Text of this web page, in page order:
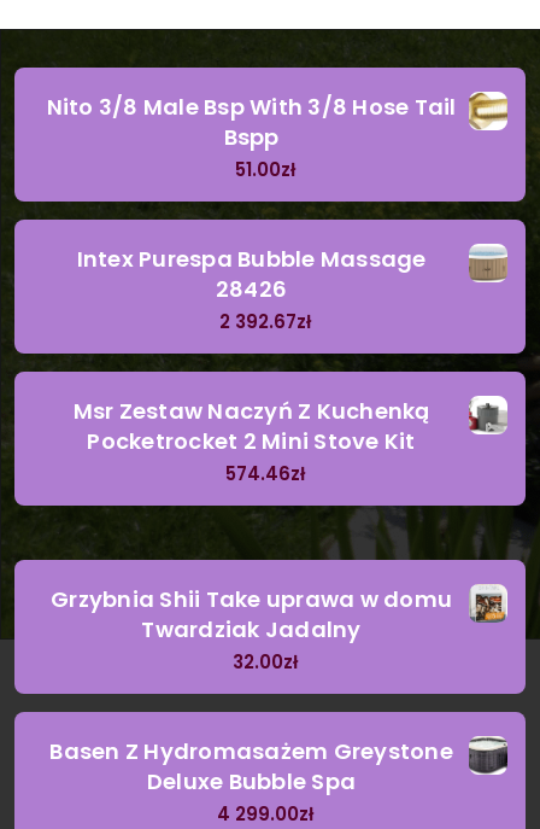
Nito 3/8 Male Bsp With 3/8 Hose Tail
Bspp
51.00zł
Intex Purespa Bubble Massage
28426
2 392.67zł
Msr Zestaw Naczyń Z Kuchenką
Pocketrocket 2 Mini Stove Kit
574.46zł
Grzybnia Shii Take uprawa w domu
Twardziak Jadalny
32.00zł
Basen Z Hydromasażem Greystone
Deluxe Bubble Spa
4 299.00zł